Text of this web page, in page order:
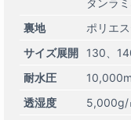
タンラ
裏地
ポリエ
サイズ展開
130
耐水圧
透湿度
5,000g/